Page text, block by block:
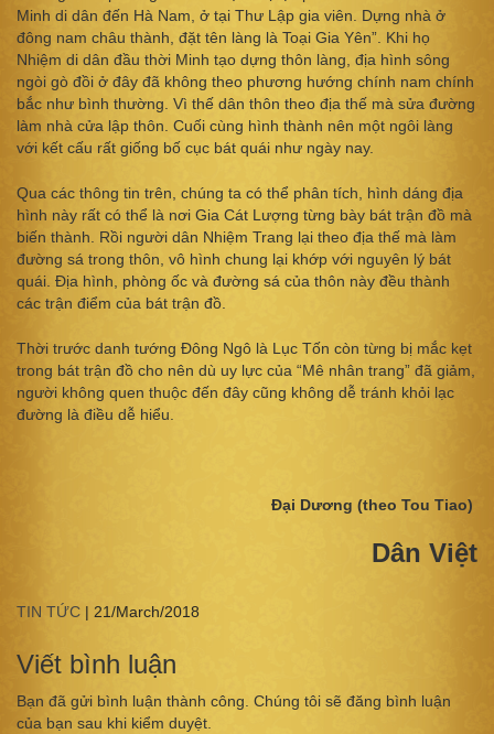
Minh di dân đến Hà Nam, ở tại Thư Lập gia viên. Dựng nhà ở
đông nam châu thành, đặt tên làng là Toại Gia Yên”. Khi họ
Nhiệm di dân đầu thời Minh tạo dựng thôn làng, địa hình sông
ngòi gò đồi ở đây đã không theo phương hướng chính nam chính
bắc như bình thường. Vì thế dân thôn theo địa thế mà sửa đường
làm nhà cửa lập thôn. Cuối cùng hình thành nên một ngôi làng
với kết cấu rất giống bố cục bát quái như ngày nay.
Qua các thông tin trên, chúng ta có thể phân tích, hình dáng địa
hình này rất có thể là nơi Gia Cát Lượng từng bày bát trận đồ mà
biến thành. Rồi người dân Nhiệm Trang lại theo địa thế mà làm
đường sá trong thôn, vô hình chung lại khớp với nguyên lý bát
quái. Địa hình, phòng ốc và đường sá của thôn này đều thành
các trận điểm của bát trận đồ.
Thời trước danh tướng Đông Ngô là Lục Tốn còn từng bị mắc kẹt
trong bát trận đồ cho nên dù uy lực của “Mê nhân trang” đã giảm,
người không quen thuộc đến đây cũng không dễ tránh khỏi lạc
đường là điều dễ hiểu.
Đại Dương (theo Tou Tiao)
Dân Việt
TIN TỨC | 21/March/2018
Viết bình luận
Bạn đã gửi bình luận thành công. Chúng tôi sẽ đăng bình luận
của bạn sau khi kiểm duyệt.